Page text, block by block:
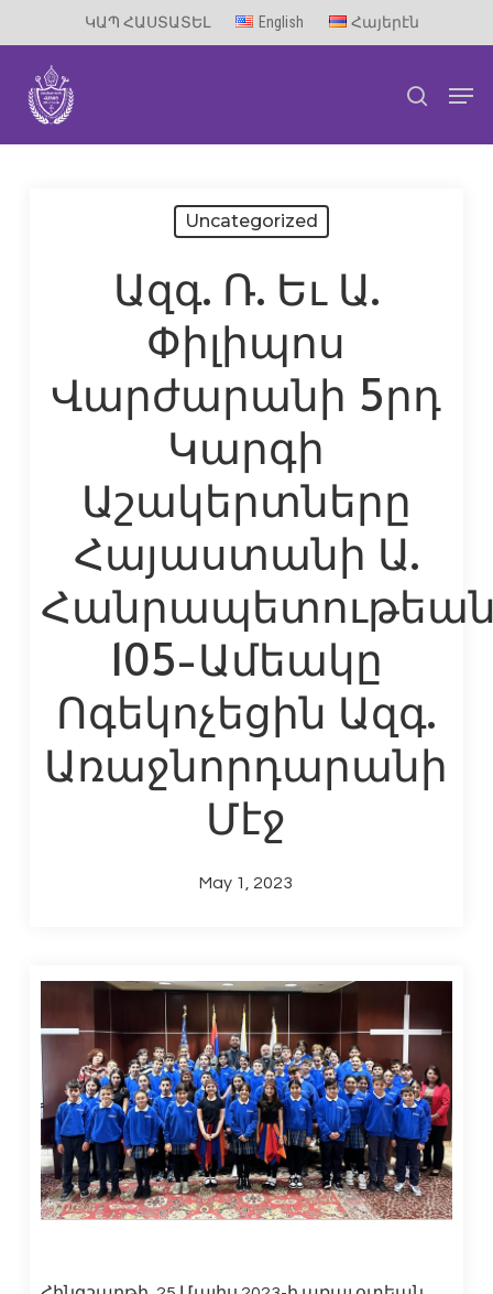
main
content
ԿԱՊ ՀԱՍՏԱՏԵԼ English Հայերէն
search
Uncategorized
Ազգ. Ռ. Եւ Ա.
Փիլիպոս
Վարժարանի 5րդ
Կարգի
Աշակերտները
Հայաստանի Ա.
105-Ամեակը
Ոգեկոչեցին Ազգ.
Առաջնորդարանի
Մէջ
May 1, 2023